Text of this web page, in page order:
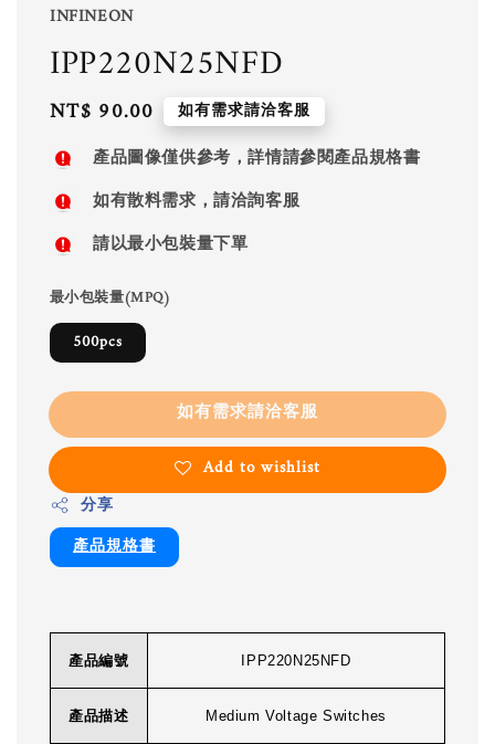
INFINEON
IPP220N25NFD
Regular
price
NT$ 90.00 如有需求請洽客服
產品圖像僅供參考，詳情請參閱產品規格書
如有散料需求，請洽詢客服
請以最小包裝量下單
最小包裝量(MPQ)
500pcs
如有需求請洽客服
Add to wishlist
分享
產品規格書
產品編號 IPP220N25NFD
產品描述 Medium Voltage Switches